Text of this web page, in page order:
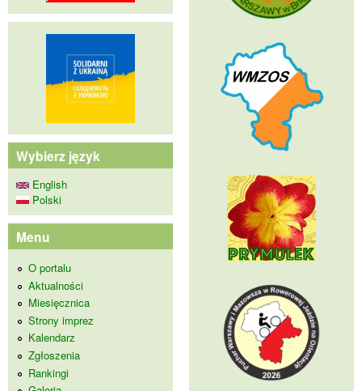
Wybierz język
English
Polski
Menu
O portalu
Aktualności
Miesięcznica
Strony imprez
Kalendarz
Zgłoszenia
Rankingi